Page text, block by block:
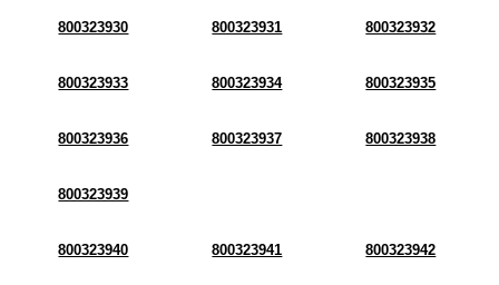
800323930 800323931 800323932
800323933 800323934 800323935
800323936 800323937 800323938
800323939
800323940 800323941 800323942